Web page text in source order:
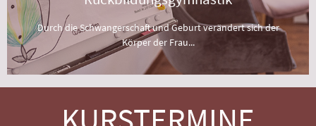
Durch die Schwangerschaft und Geburt verändert sich der
Körper der Frau...